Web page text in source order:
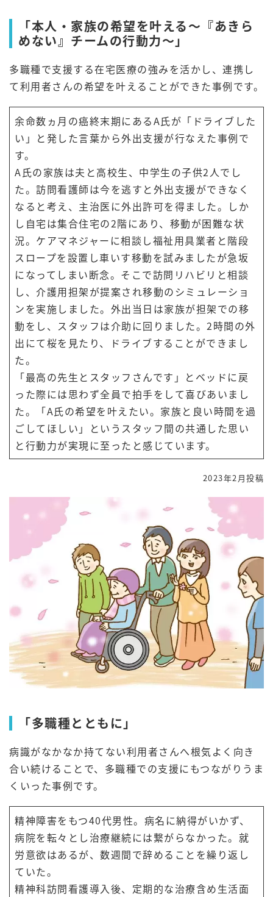
「本人・家族の希望を叶える～『あきら
めない』チームの行動力～」
多職種で支援する在宅医療の強みを活かし、連携し
て利用者さんの希望を叶えることができた事例です。
余命数ヵ月の癌終末期にあるA氏が「ドライブした
い」と発した言葉から外出支援が行なえた事例で
す。
A氏の家族は夫と高校生、中学生の子供2人でし
た。訪問看護師は今を逃すと外出支援ができなく
なると考え、主治医に外出許可を得ました。しか
し自宅は集合住宅の2階にあり、移動が困難な状
況。ケアマネジャーに相談し福祉用具業者と階段
スロープを設置し車いす移動を試みましたが急坂
になってしまい断念。そこで訪問リハビリと相談
し、介護用担架が提案され移動のシミュレーショ
ンを実施しました。外出当日は家族が担架での移
動をし、スタッフは介助に回りました。2時間の外
出にて桜を見たり、ドライブすることができまし
た。
「最高の先生とスタッフさんです」とベッドに戻
った際には思わず全員で拍手をして喜びあいまし
た。「A氏の希望を叶えたい。家族と良い時間を過
ごしてほしい」というスタッフ間の共通した思い
と行動力が実現に至ったと感じています。
2023年2月投稿
「多職種とともに」
病識がなかなか持てない利用者さんへ根気よく向き
合い続けることで、多職種での支援にもつながりうま
くいった事例です。
精神障害をもつ40代男性。病名に納得がいかず、
病院を転々とし治療継続には繋がらなかった。就
労意欲はあるが、数週間で辞めることを繰り返し
ていた。
精神科訪問看護導入後、定期的な治療含め生活面